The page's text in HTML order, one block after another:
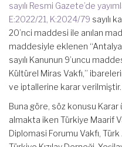
sayılı Resmi Gazete’de
E:2022/21, K:2024/79 sayılı
20’nci maddesi ile anılan
maddesiyle eklenen
sayılı Kanunun 9’uncu
Kültürel Miras Vakfı,”
ve iptallerine karar verilmiştir.
Buna göre, söz konusu Karar
almakta iken Türkiye Maarif
Diplomasi Forumu Vakfı,